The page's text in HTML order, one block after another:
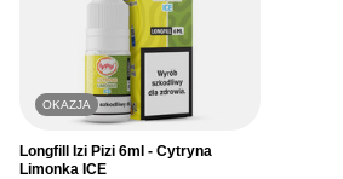
OKAZJA
Longfill Izi Pizi 6ml - Cytryna
Limonka ICE